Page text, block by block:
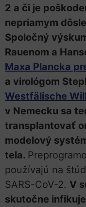
2 a či je
nepriamym
Spoločný
Rauenom a
Maxa Plancka
a virológom
Westfälische
v Nemecku sa
transplantovať
modelový
tela.
používajú na
SARS-CoV-2. V
skutočne